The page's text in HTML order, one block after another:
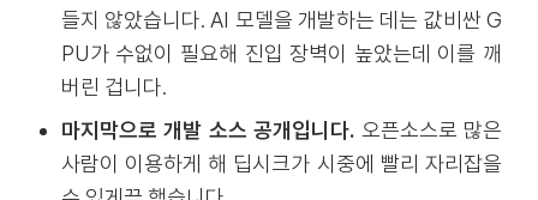
들지 않았습니다. AI 모델을 개발하는 데는 값비싼 G
PU가 수없이 필요해 진입 장벽이 높았는데 이를 깨
버린 겁니다.
마지막으로 개발 소스 공개입니다. 오픈소스로 많은
사람이 이용하게 해 딥시크가 시중에 빨리 자리잡을